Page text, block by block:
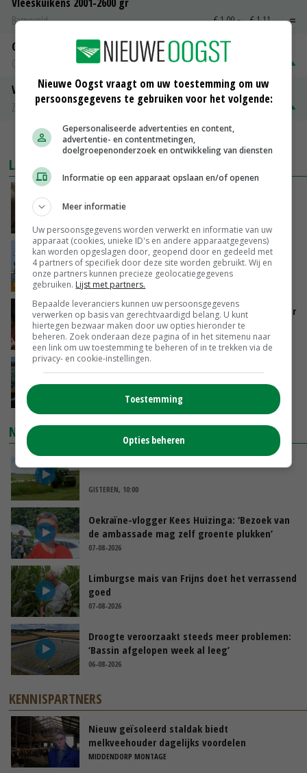
Barneveld
€ 1,09~ € 1,11
Gerst
Groningen
€ 197,00
Volle melkpoeder
Zuivel NL
€ 345,00 € 20,00
MEER MARKTPRIJZEN
LAATSTE NIEUWS
zorgen voor meer balans’
Internationale vraag naar geitenzuivel blijft
groot: Nederland in Europese top
GISTEREN, 15:33
Vlaamse varkensstapel krimpt, pluimveesector
groeit door schaalvergroting
GISTEREN, 15:20
je gelukkig van wordt’
GISTEREN, 13:31
NIEUWSTE VIDEO'S
GISTEREN, 10:00
Oekraïne-vlogger Kees Huizinga: ‘Bezoek van
de ambassade mag zelf groente plukken’
07-08-2026
Limburgse mais van Frijns doet het verrassend
goed
07-08-2026
Droogte veroorzaakt steeds meer problemen:
‘Bassin afgelopen week al leeg’
06-08-2026
KENNISPARTNERS
Nieuw geïsoleerd staldak biedt
melkveehouder dagelijks voordelen
MIDDENDORP MONTAGE
Nieuwe Oogst vraagt om uw toestemming om uw
persoonsgegevens te gebruiken voor het volgende:
Gepersonaliseerde advertenties en content,
advertentie- en contentmetingen,
doelgroepenonderzoek en ontwikkeling van diensten
Informatie op een apparaat opslaan en/of openen
Meer informatie
Uw persoonsgegevens worden verwerkt en informatie van uw
apparaat (cookies, unieke ID's en andere apparaatgegevens)
kan worden opgeslagen door, geopend door en gedeeld met
4 partners of specifiek door deze site worden gebruikt. Wij en
onze partners kunnen precieze geolocatiegegevens
gebruiken. Lijst met partners.
Bepaalde leveranciers kunnen uw persoonsgegevens
verwerken op basis van gerechtvaardigd belang. U kunt
hiertegen bezwaar maken door uw opties hieronder te
beheren. Zoek onderaan deze pagina of in het sitemenu naar
een link om uw toestemming te beheren of in te trekken via de
privacy- en cookie-instellingen.
Toestemming
Opties beheren